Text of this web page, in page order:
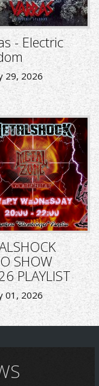
- Electric
29, 2026
SHOW
PLAYLIST
01, 2026